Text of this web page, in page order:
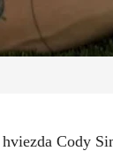
Cody